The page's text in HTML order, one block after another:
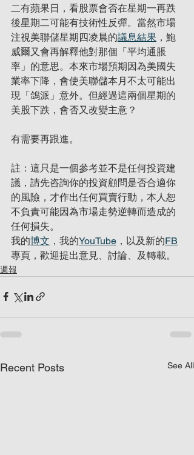
二有蘋果日，看股票會否在星期一再跌
後星期二可能有技術性反彈。當然市場
注視美聯儲星期四凌晨的議息結果 ，鮑
威爾又會再解釋他對那個「平均通脹
率」的意思。本來市場預期因為美國失
業率下降，會使美聯儲本月不太可能出
現「鴿派」意外。但經過這兩個星期的
美股下跌，會否又改變主意？
有需要再跟進。
註：這只是一個參考並不是任何投資建
議，請先咨詢你的投資顧問是否合適你
的風險，才作出任何買賣行動，本人恕
不負責可能因為市場走勢逆轉而造成的
任何損失。
我的博文 ，我的YouTube ，以及新的FB
專頁，歡迎提出意見、討論、及轉載。
週報
Recent Posts See All